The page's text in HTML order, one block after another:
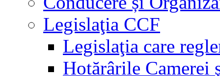
Legislaţia CCF
Legislaţia care
Hotărârile